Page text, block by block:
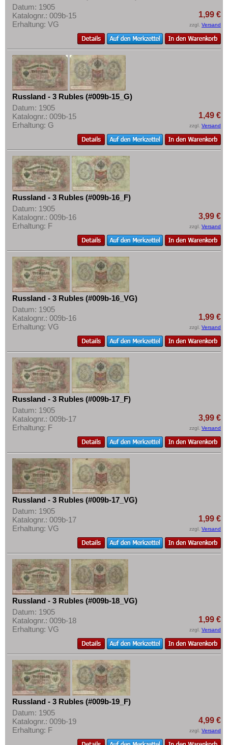
Datum: 1905
Katalognr.: 009b-15
Erhaltung: VG
1,99 €
zzgl. Versand
Russland - 3 Rubles (#009b-15_G)
Datum: 1905
Katalognr.: 009b-15
Erhaltung: G
1,49 €
zzgl. Versand
Russland - 3 Rubles (#009b-16_F)
Datum: 1905
Katalognr.: 009b-16
Erhaltung: F
3,99 €
zzgl. Versand
Russland - 3 Rubles (#009b-16_VG)
Datum: 1905
Katalognr.: 009b-16
Erhaltung: VG
1,99 €
zzgl. Versand
Russland - 3 Rubles (#009b-17_F)
Datum: 1905
Katalognr.: 009b-17
Erhaltung: F
3,99 €
zzgl. Versand
Russland - 3 Rubles (#009b-17_VG)
Datum: 1905
Katalognr.: 009b-17
Erhaltung: VG
1,99 €
zzgl. Versand
Russland - 3 Rubles (#009b-18_VG)
Datum: 1905
Katalognr.: 009b-18
Erhaltung: VG
1,99 €
zzgl. Versand
Russland - 3 Rubles (#009b-19_F)
Datum: 1905
Katalognr.: 009b-19
Erhaltung: F
4,99 €
zzgl. Versand